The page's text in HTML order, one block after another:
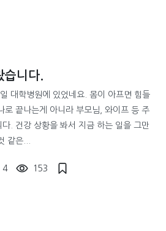
습니다.
대학병원에 있었네요. 몸이 아프면 힘들
로 끝나는게 아니라 부모님, 와이프 등 주
다. 건강 상황을 봐서 지금 하는 일을 그만
같은...
4 153